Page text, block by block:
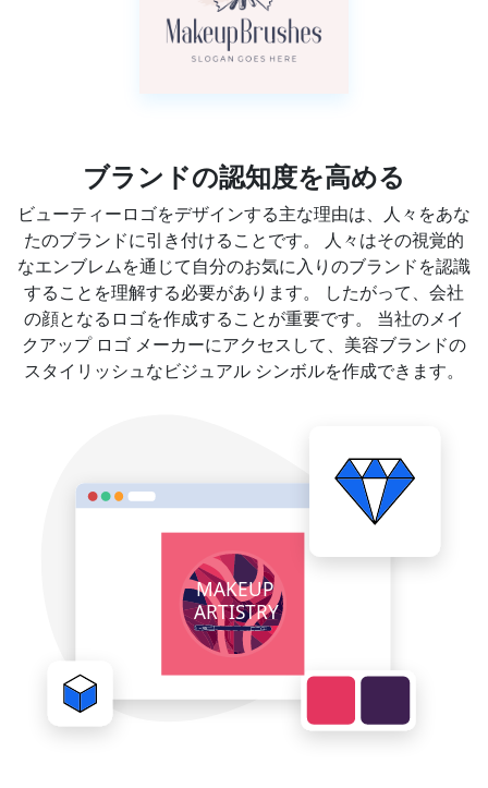
ブランドの認知度を高める
ビューティーロゴをデザインする主な理由は、人々をあな
たのブランドに引き付けることです。 人々はその視覚的
なエンブレムを通じて自分のお気に入りのブランドを認識
することを理解する必要があります。 したがって、会社
の顔となるロゴを作成することが重要です。 当社のメイ
クアップ ロゴ メーカーにアクセスして、美容ブランドの
スタイリッシュなビジュアル シンボルを作成できます。